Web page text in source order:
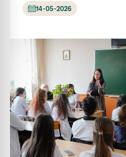
14-05-2026